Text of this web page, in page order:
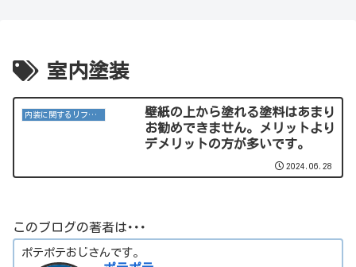
室内塗装
内装に関するリフォーム
壁紙の上から塗れる塗料はあまり
お勧めできません。メリットより
デメリットの方が多いです。
2024.06.28
このブログの著者は･･･
ポテポテおじさんです。